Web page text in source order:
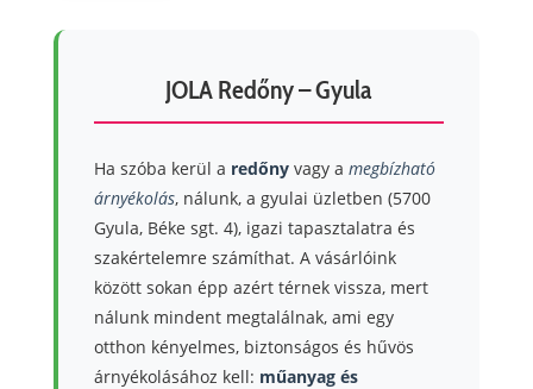
JOLA Redőny – Gyula
Ha szóba kerül a redőnyvagy a megbízható
árnyékolás, nálunk, a gyulai üzletben (5700
Gyula, Béke sgt. 4), igazi tapasztalatra és
szakértelemre számíthat. A vásárlóink
között sokan épp azért térnek vissza, mert
nálunk mindent megtalálnak, ami egy
otthon kényelmes, biztonságos és hűvös
árnyékolásához kell: műanyag és